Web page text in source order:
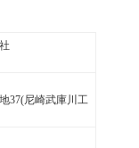
37(尼崎武庫川工